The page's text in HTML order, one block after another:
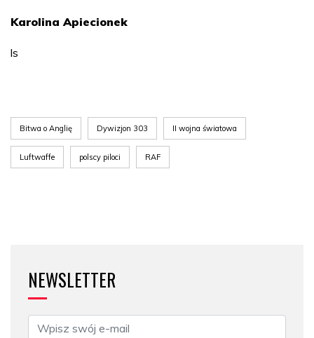
Karolina Apiecionek
ls
Bitwa o Anglię Dywizjon 303 II wojna światowa
Luftwaffe polscy piloci RAF
NEWSLETTER